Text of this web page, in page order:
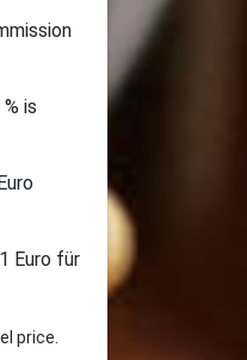
is
Euro für
price.